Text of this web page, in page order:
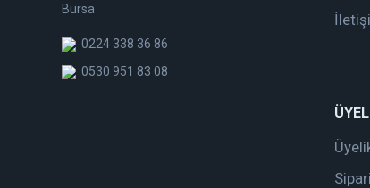
Bursa
0224 338 36 86
0530 951 83 08